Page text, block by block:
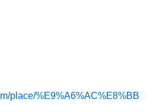
place/%E9%A6%AC%E8%BB